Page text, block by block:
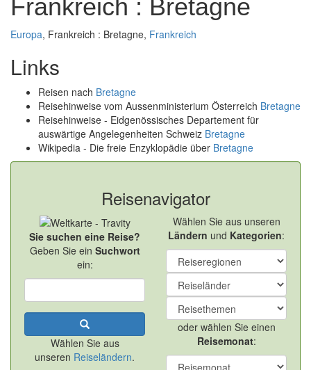
Frankreich : Bretagne
Europa, Frankreich : Bretagne, Frankreich
Links
Reisen nach Bretagne
Reisehinweise vom Aussenministerium Österreich Bretagne
Reisehinweise - Eidgenössisches Departement für
auswärtige Angelegenheiten Schweiz Bretagne
Wikipedia - Die freie Enzyklopädie über Bretagne
Reisenavigator
Sie suchen eine Reise?
Geben Sie ein Suchwort
ein:
Wählen Sie aus
unseren Reiseländern.
Wählen Sie aus unseren
Ländern und Kategorien:
oder wählen Sie einen
Reisemonat: